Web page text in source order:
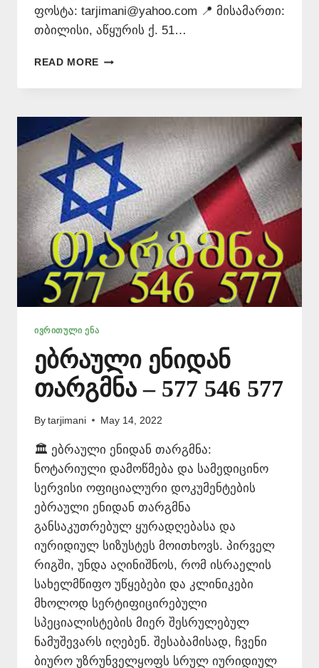
ფოსტა: tarjimani@yahoo.com 📍 მისამართი:
თბილისი, აწყურის ქ. 51…
READ MORE ᲘᲕᲠᲘᲗᲣᲚᲐᲓ
ᲧᲕᲔᲚᲐᲖᲔ
–
577546577
ᲘᲕᲠᲘᲗᲣᲚᲘ ᲔᲜᲐ
ებრაული ენიდან
თარგმნა – 577 546 577
By tarjimani May 14, 2022
🏛️ ებრაული ენიდან თარგმნა:
ნოტარიული დამოწმება და სამედიცინო
სერვისი ოფიციალური დოკუმენტების
ებრაული ენიდან თარგმნა
განსაკუთრებულ ყურადღებასა და
იურიდიულ სიზუსტეს მოითხოვს. პირველ
რიგში, უნდა აღინიშნოს, რომ ისრაელის
სახელმწიფო უწყებები და კლინიკები
მხოლოდ სერტიფიცირებული
სპეციალისტების მიერ შესრულებულ
ნამუშევარს იღებენ. შესაბამისად, ჩვენი
ბიურო უზრუნველყოფს სრულ იურიდიულ